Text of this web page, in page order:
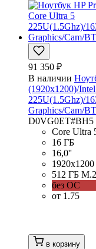
91 350 ₽
В наличии
(1920x1200)/
225U(1.5Ghz)/
Graphics/Cam/
D0VG0ET#BH5
Core Ultra
16 ГБ
16,0''
1920x1200
512 ГБ
без ОС
от 1.75
в корзину